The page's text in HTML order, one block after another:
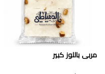
مربى باللوز كبير